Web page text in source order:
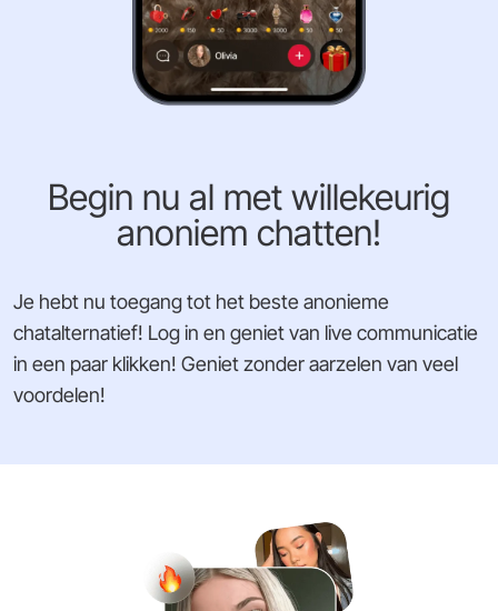
Begin nu al met willekeurig
anoniem chatten!
Je hebt nu toegang tot het beste anonieme
chatalternatief! Log in en geniet van live communicatie
in een paar klikken! Geniet zonder aarzelen van veel
voordelen!